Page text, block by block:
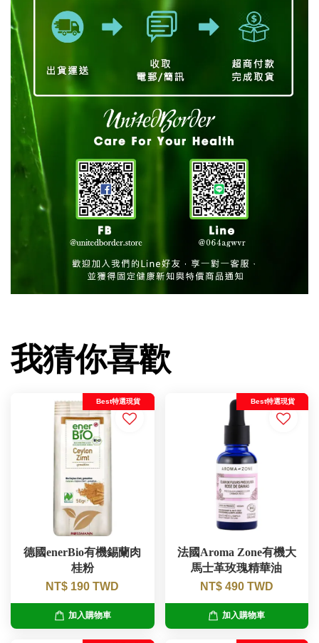
我猜你喜歡
Best特選現貨
德國enerBio有機錫蘭肉
桂粉
NT$ 190 TWD
加入購物車
Best特選現貨
法國Aroma Zone有機大
馬士革玫瑰精華油
NT$ 490 TWD
加入購物車